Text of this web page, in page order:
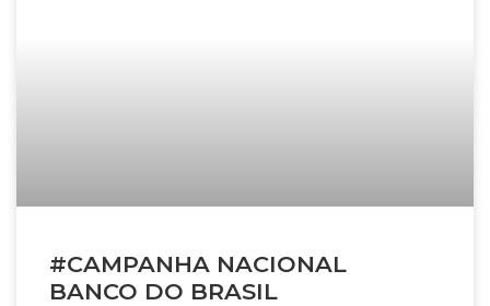
#CAMPANHA NACIONAL
BANCO DO BRASIL